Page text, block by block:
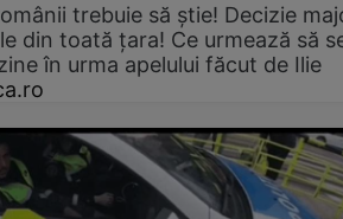
trebuie să știe! Decizie
din toată țara! Ce urmează să
în urma apelului făcut de Ilie